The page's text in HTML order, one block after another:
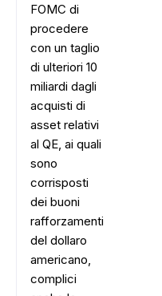
FOMC di
procedere
con un taglio
di ulteriori 10
miliardi dagli
acquisti di
asset relativi
al QE, ai quali
sono
corrisposti
dei buoni
rafforzamenti
del dollaro
americano,
complici